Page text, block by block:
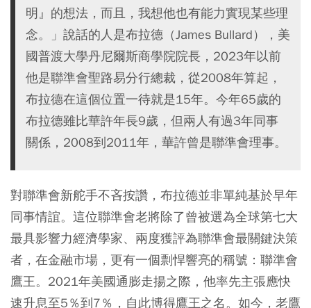
明』的想法，而且，我想他也有能力實現某些理
念。」說話的人是布拉德（James Bullard），美
國普渡大學丹尼爾斯商學院院長，2023年以前
他是聯準會聖路易分行總裁，從2008年算起，
布拉德在這個位置一待就是15年。今年65歲的
布拉德雖比華許年長9歲，但兩人有過3年同事
關係，2008到2011年，華許曾是聯準會理事。
對聯準會新舵手不吝按讚，布拉德並非單純基於早年
同事情誼。這位聯準會老將除了曾被選為全球第七大
最具影響力經濟學家、兩度獲評為聯準會最關鍵決策
者，在金融市場，更有一個剽悍響亮的稱號：聯準會
鷹王。2021年美國通膨走揚之際，他率先主張應快
速升息至5％到7％，自此博得鷹王之名。如今，老鷹